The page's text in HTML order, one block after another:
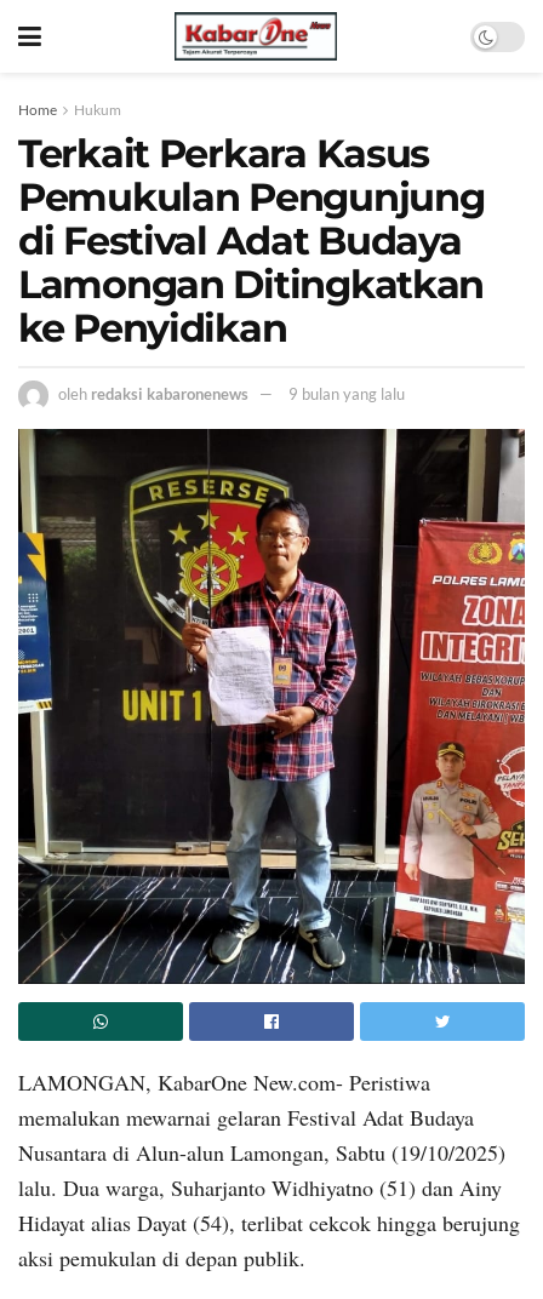
Home Hukum
Terkait Perkara Kasus
Pemukulan Pengunjung
di Festival Adat Budaya
Lamongan Ditingkatkan
ke Penyidikan
oleh redaksi kabaronenews 9 bulan yang lalu
LAMONGAN, KabarOne New.com- Peristiwa
memalukan mewarnai gelaran Festival Adat Budaya
Nusantara di Alun-alun Lamongan, Sabtu (19/10/2025)
lalu. Dua warga, Suharjanto Widhiyatno (51) dan Ainy
Hidayat alias Dayat (54), terlibat cekcok hingga berujung
aksi pemukulan di depan publik.